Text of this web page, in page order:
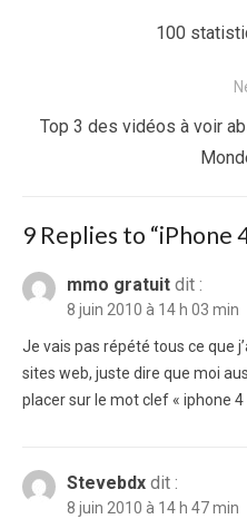
Previous
100
Next
Top 3 des vidéos à voir
9 Replies to “iPhone
mmo gratuit dit :
8 juin 2010 à 14 h 03 min
Je vais pas répété tous ce que
sites web, juste dire que moi
placer sur le mot clef « iphone 4
Stevebdx dit :
8 juin 2010 à 14 h 47 min